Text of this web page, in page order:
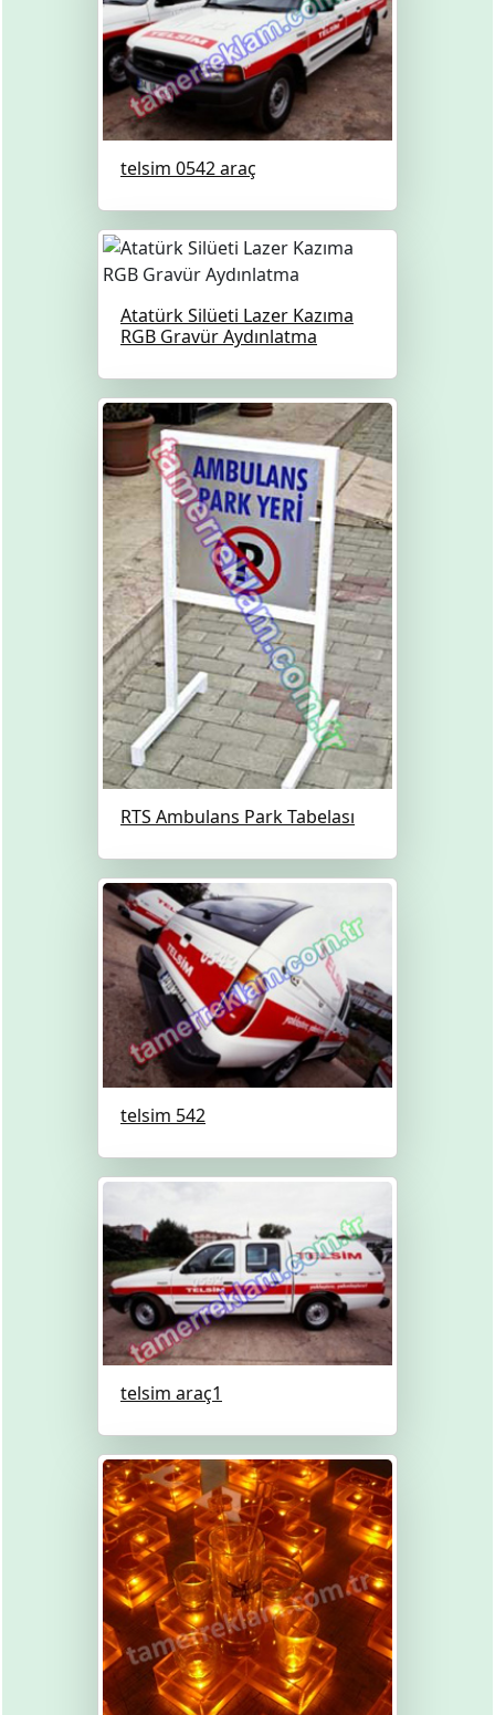
telsim 0542 araç
Atatürk Silüeti Lazer Kazıma
RGB Gravür Aydınlatma
RTS Ambulans Park Tabelası
telsim 542
telsim araç1